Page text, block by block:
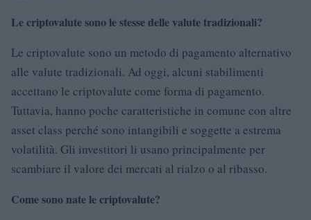
Le criptovalute sono le stesse delle valute tradizionali?
Le criptovalute sono un metodo di pagamento alternativo
alle valute tradizionali. Ad oggi, alcuni stabilimenti
accettano le criptovalute come forma di pagamento.
Tuttavia, hanno poche caratteristiche in comune con altre
asset class perché sono intangibili e soggette a estrema
volatilità. Gli investitori li usano principalmente per
scambiare il valore dei mercati al rialzo o al ribasso.
Come sono nate le criptovalute?